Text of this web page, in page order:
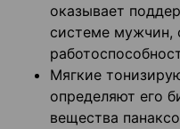
оказывает
системе мужчин,
Мягкие
определяют его
вещества